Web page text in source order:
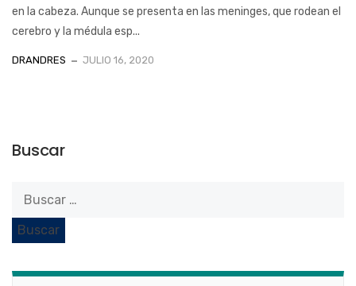
en la cabeza. Aunque se presenta en las meninges, que rodean el
cerebro y la médula esp...
DRANDRES JULIO 16, 2020
Buscar